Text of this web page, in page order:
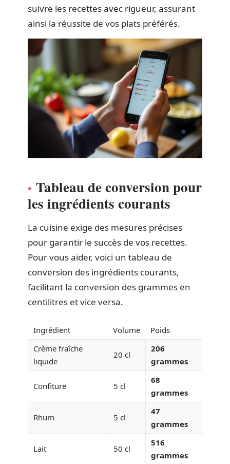
suivre les recettes avec rigueur, assurant
ainsi la réussite de vos plats préférés.
Tableau de conversion pour
les ingrédients courants
La cuisine exige des mesures précises
pour garantir le succès de vos recettes.
Pour vous aider, voici un tableau de
conversion des ingrédients courants,
facilitant la conversion des grammes en
centilitres et vice versa.
Ingrédient Volume
Poids
Crème fraîche
liquide
20 cl
206
grammes
Confiture 5 cl
68
grammes
Rhum 5 cl
47
grammes
Lait 50 cl
516
grammes